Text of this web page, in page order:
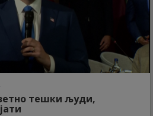
тешки људи,